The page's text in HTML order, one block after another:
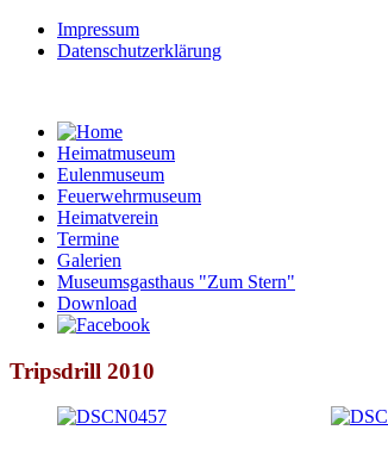
Impressum
Datenschutzerklärung
Heimatmuseum
Eulenmuseum
Feuerwehrmuseum
Heimatverein
Termine
Galerien
Museumsgasthaus "Zum Stern"
Download
Tripsdrill 2010